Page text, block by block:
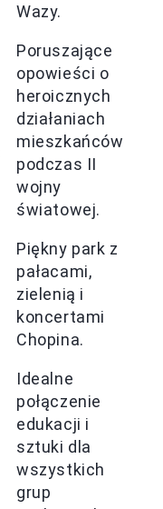
Wazy.
Poruszające
opowieści o
heroicznych
działaniach
mieszkańców
podczas II
wojny
światowej.
Piękny park z
pałacami,
zielenią i
koncertami
Chopina.
Idealne
połączenie
edukacji i
sztuki dla
wszystkich
grup